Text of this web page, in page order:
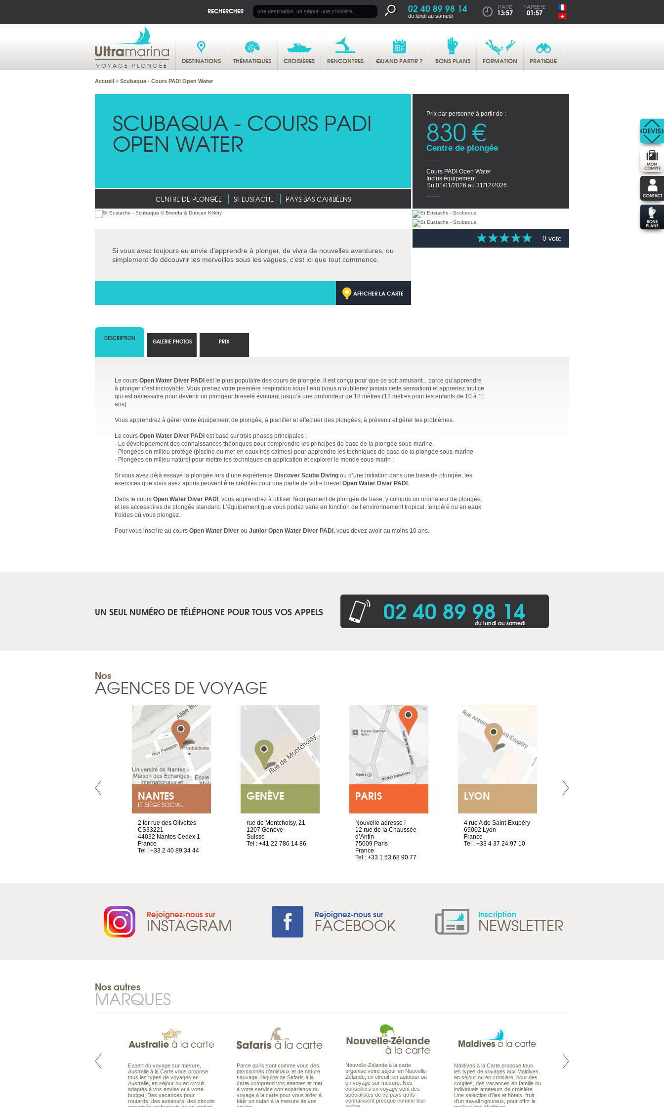
RECHERCHER 02 40 89 98 14
du lundi au samedi
PARIS
13:57
PAPEETE
01:57
VOYAGE PLONGÉE DESTINATIONS THÉMATIQUES CROISIÈRES RENCONTRES QUAND PARTIR ? BONS PLANS FORMATION PRATIQUE
Accueil > Scubaqua - Cours PADI Open Water
SCUBAQUA - COURS PADI
OPEN WATER
CENTRE DE PLONGÉE ST EUSTACHE PAYS-BAS CARIBÉENS
Prix par personne à partir de :
830 €
Centre de plongée
Cours PADI Open Water
Inclus équipement
Du 01/01/2026 au 31/12/2026
Si vous avez toujours eu envie d’apprendre à plonger, de vivre de nouvelles aventures, ou
simplement de découvrir les merveilles sous les vagues, c’est ici que tout commence.
AFFICHER LA CARTE
0 vote
DESCRIPTION
Le cours Open Water Diver PADI est le plus populaire des cours de plongée. Il est conçu pour que ce soit amusant... parce qu’apprendre
à plonger c’est incroyable. Vous prenez votre première respiration sous l’eau (vous n’oublierez jamais cette sensation) et apprenez tout ce
qui est nécessaire pour devenir un plongeur breveté évoluant jusqu’à une profondeur de 18 mètres (12 mètres pour les enfants de 10 à 11
ans).
Vous apprendrez à gérer votre équipement de plongée, à planifier et effectuer des plongées, à prévenir et gérer les problèmes.
Le cours Open Water Diver PADI est basé sur trois phases principales :
- Le développement des connaissances théoriques pour comprendre les principes de base de la plongée sous-marine.
- Plongées en milieu protégé (piscine ou mer en eaux très calmes) pour apprendre les techniques de base de la plongée sous-marine.
- Plongées en milieu naturel pour mettre les techniques en application et explorer le monde sous-marin !
Si vous avez déjà essayé la plongée lors d’une expérience Discover Scuba Diving ou d’une initiation dans une base de plongée, les
exercices que vous avez appris peuvent être crédités pour une partie de votre brevetOpen Water Diver PADI .
Dans le cours Open Water Diver PADI , vous apprendrez à utiliser l'équipement de plongée de base, y compris un ordinateur de plongée,
et les accessoires de plongée standard. L’équipement que vous portez varie en fonction de l’environnement tropical, tempéré ou en eaux
froides où vous plongez.
Pour vous inscrire au cours Open Water Diver ou Junior Open Water Diver PADI , vous devez avoir au moins 10 ans.
GALERIE PHOTOS PRIX
UN SEUL NUMÉRO DE TÉLÉPHONE POUR TOUS VOS APPELS 02 40 89 98 14
du lundi au samedi
Nos
AGENCES DE VOYAGE
NANTES
ET SIÈGE SOCIAL
2 ter rue des Olivettes
CS33221
44032 Nantes Cedex 1
France
Tel : +33 2 40 89 34 44
GENÈVE
rue de Montchoisy, 21
1207 Genève
Suisse
Tel : +41 22 786 14 86
PARIS
Nouvelle adresse !
12 rue de la Chaussée
d’Antin
75009 Paris
France
Tel : +33 1 53 68 90 77
LYON
4 rue A de Saint-Exupéry
69002 Lyon
France
Tel : +33 4 37 24 97 10
Rejoignez-nous sur
INSTAGRAM Rejoignez-nous sur
FACEBOOK Inscription
NEWSLETTER
Nos autres
MARQUES
Pacifique à la carte est le spécialiste
Expert du voyage sur mesure,
Australie à la Carte vous propose
tous les types de voyages en
Australie, en séjour ou en circuit,
adaptés à vos envies et à votre
budget. Des vacances pour
routards, des autotours, des circuits
Parce qu’ils sont comme vous des
passionnés d’animaux et de nature
sauvage, l’équipe de Safaris à la
carte comprend vos attentes et met
à votre service son expérience du
voyage à la carte pour vous aider à
bâtir un safari à la mesure de vos
Nouvelle-Zélande à la carte
organise votre séjour en Nouvelle-
Zélande, en circuit, en autotour ou
en voyage sur mesure. Nos
conseillers en voyage sont des
spécialistes de ce pays qu’ils
connaissent presque comme leur
Maldives à la Carte propose tous
les types de voyages aux Maldives,
en séjour ou en croisière, pour des
couples, des vacances en famille ou
individuels amateurs de croisière.
Une sélection d’îles et hôtels, fruit
d’un travail rigoureux, pour offrir le
Notre site Odyssee est un portail